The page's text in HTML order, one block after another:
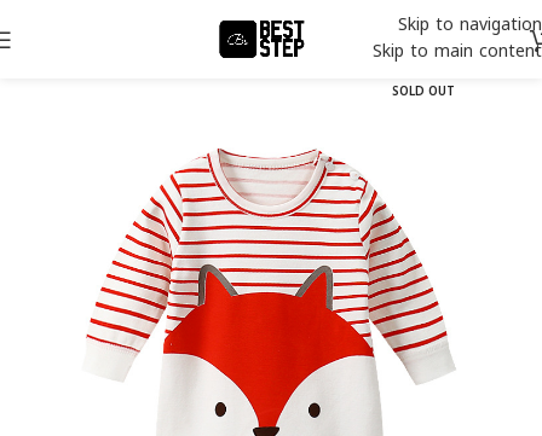
Skip to navigation
Skip to main content
SOLD OUT